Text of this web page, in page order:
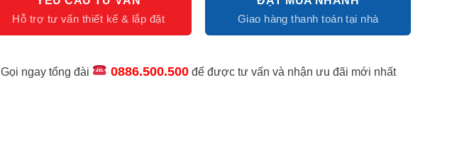
Gọi ngay tổng đài 0886.500.500để được tư vấn và nhận ưu đãi mới nhất